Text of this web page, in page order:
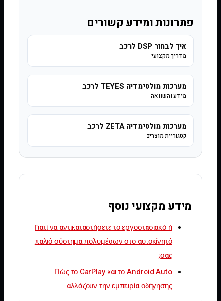
פתרונות ומידע קשורים
איך לבחור DSP לרכב
מדריך מקצועי
מערכות מולטימדיה TEYES לרכב
מידע והשוואה
מערכות מולטימדיה ZETA לרכב
קטגוריית מוצרים
מידע מקצועי נוסף
Γιατί να αντικαταστήσετε το εργοστασιακό ή
παλιό σύστημα πολυμέσων στο αυτοκίνητό
σας;
Πώς το CarPlay και το Android Auto
αλλάζουν την εμπειρία οδήγησης